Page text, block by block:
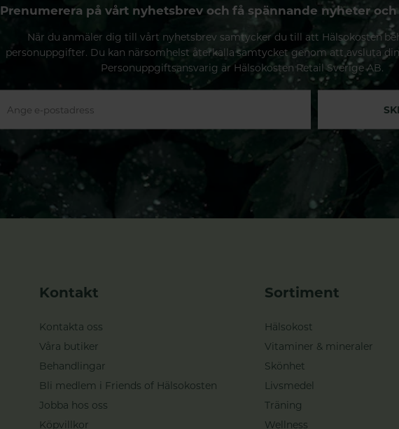
Prenumerera på vårt nyhetsbrev och få spännande nyheter
När du anmäler dig till vårt nyhetsbrev samtycker du till att Hälsokosten
personuppgifter. Du kan närsomhelst återkalla samtycket genom att avsluta
Personuppgiftsansvarig är Hälsokosten Retail Sverige AB.
Kontakt
Kontakta oss
Våra butiker
Behandlingar
Bli medlem i Friends of Hälsokosten
Jobba hos oss
Köpvillkor
Sortiment
Hälsokost
Vitaminer & mineraler
Skönhet
Livsmedel
Träning
Wellness